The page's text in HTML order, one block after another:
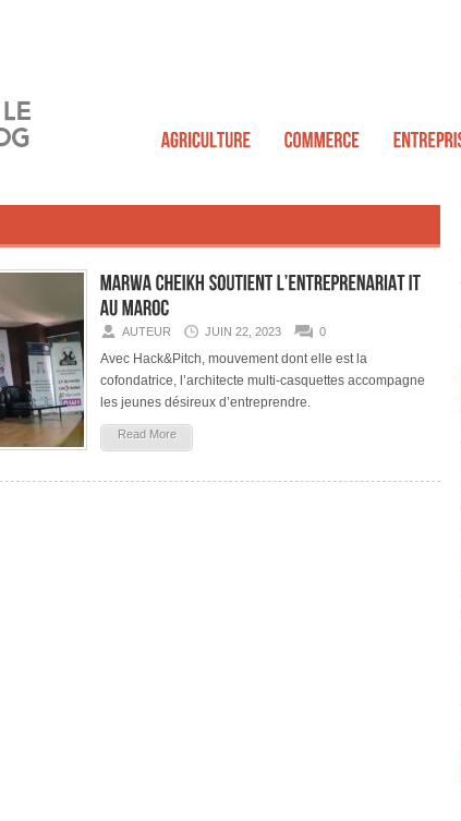
AUTEUR JUIN 22, 2023 0
Avec Hack&Pitch, mouvement dont elle est la
cofondatrice, l’architecte multi-casquettes accompagne
les jeunes désireux d’entreprendre.
Read More